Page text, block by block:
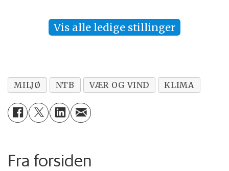
Vis alle ledige stillinger
MILJØ NTB VÆR OG VIND KLIMA
Fra forsiden